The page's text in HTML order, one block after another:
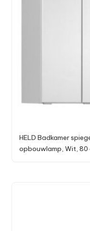
HELD Badkamer
opbouwlamp, Wit,